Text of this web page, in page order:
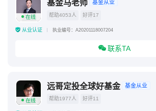
在线
基金马老师 基金从业
帮助4053人 好评17
从业认证 执业编号：A20201118007204
联系TA
在线
远哥定投全球好基金 基金从业
帮助1977人 好评11